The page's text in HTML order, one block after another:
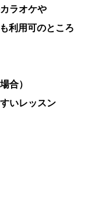
ラオケや
利用可のところ
合）
いレッスン